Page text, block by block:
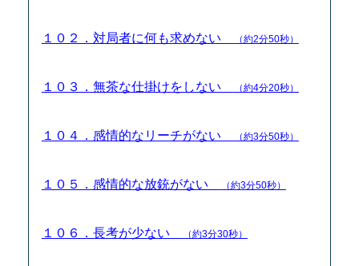
１０２．対局者に何も求めない （約2分50秒）
１０３．無茶な仕掛けをしない （約4分20秒）
１０４．感情的なリーチがない （約3分50秒）
１０５．感情的な放銃がない （約3分50秒）
１０６．長考が少ない （約3分30秒）